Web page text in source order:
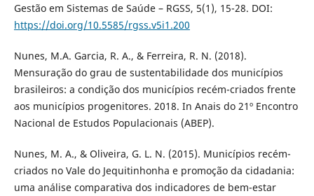
Gestão em Sistemas de Saúde – RGSS, 5(1), 15-28. DOI:
https://doi.org/10.5585/rgss.v5i1.200
Nunes, M.A. Garcia, R. A., & Ferreira, R. N. (2018).
Mensuração do grau de sustentabilidade dos municípios
brasileiros: a condição dos municípios recém-criados frente
aos municípios progenitores. 2018. In Anais do 21º Encontro
Nacional de Estudos Populacionais (ABEP).
Nunes, M. A., & Oliveira, G. L. N. (2015). Municípios recém-
criados no Vale do Jequitinhonha e promoção da cidadania:
uma análise comparativa dos indicadores de bem-estar